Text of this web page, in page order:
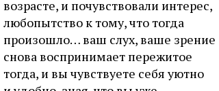
возрасте, и почувствовали интерес,
любопытство к тому, что тогда
произошло… ваш слух, ваше зрение
снова воспринимает пережитое
тогда, и вы чувствуете себя уютно